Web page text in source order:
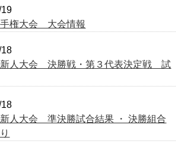
権大会 大会情報
新人大会 決勝戦・第３代表決定戦 試
人大会 準決勝試合結果 ・ 決勝組合